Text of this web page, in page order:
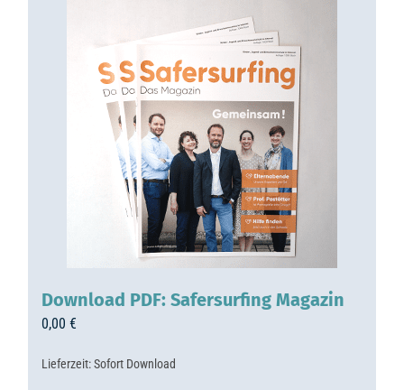
Download PDF: Safersurfing Magazin
0,00 €
Lieferzeit:Sofort Download